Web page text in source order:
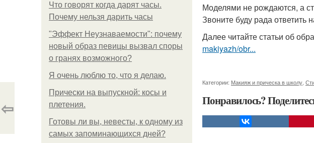
Что говорят когда дарят часы.
Почему нельзя дарить часы
"Эффект Неузнаваемости": почему
новый образ певицы вызвал споры
о гранях возможного?
Я очень люблю то, что я делаю.
Прически на выпускной: косы и
плетения.
Готовы ли вы, невесты, к одному из
самых запоминающихся дней?
Моделями не рождаются, а
Звоните буду рада
Далее читайте статьи об
makiyazh/obr...
Категории: Макияж и прическа в школу
Понравилось?
⇦